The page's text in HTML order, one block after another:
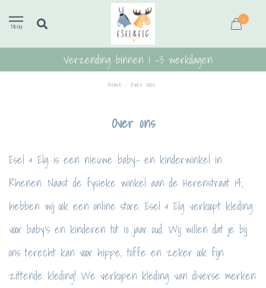
MENU
0
Verzending binnen 1 -3 werkdagen
Home Over ons
Over ons
Esel & Elg is een nieuwe baby- en kinderwinkel in
Rhenen. Naast de fysieke winkel aan de Herenstraat 14,
hebben wij ook een online store. Esel & Elg verkoopt kleding
voor baby’s en kinderen tot 10 jaar oud. Wij willen dat je bij
ons terecht kan voor hippe, toffe en zeker ook fijn
zittende kleding! We verkopen kleding van diverse merken